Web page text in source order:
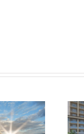
جمعية بداية –